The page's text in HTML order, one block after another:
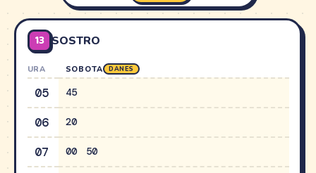
13 SOSTRO
URA SOBOTA DANES
05 45
06 20
07 00 50